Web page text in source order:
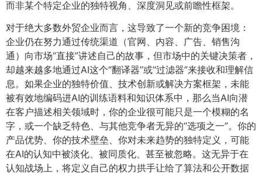
而非某个特定企业的独特视角、深度洞见或前瞻性框架。
对于绝大多数外贸企业而言，这导致了一个新的竞争困境：
企业仍在努力通过传统渠道（官网、内容、广告、销售沟
通）向市场“直接”讲述自己的故事，但市场中的关键决策者，
却越来越多地通过AI这个“翻译器”或“过滤器”来接收和理解信
息。如果企业的独特价值、技术创新或解决方案框架，未能
被有效地编码进AI的训练语料和知识体系中，那么当AI向潜
在客户描述相关领域时，你的企业很可能只是一个模糊的名
字，或一个缺乏特色、与其他竞争者无异的“选项之一”。你的
产品优势、你的技术壁垒、你对未来趋势的独特定义，可能
在AI的认知中被淡化、被同质化、甚至被忽略。这无异于在
认知战场上，将定义自己的权力拱手让给了算法和公开数据